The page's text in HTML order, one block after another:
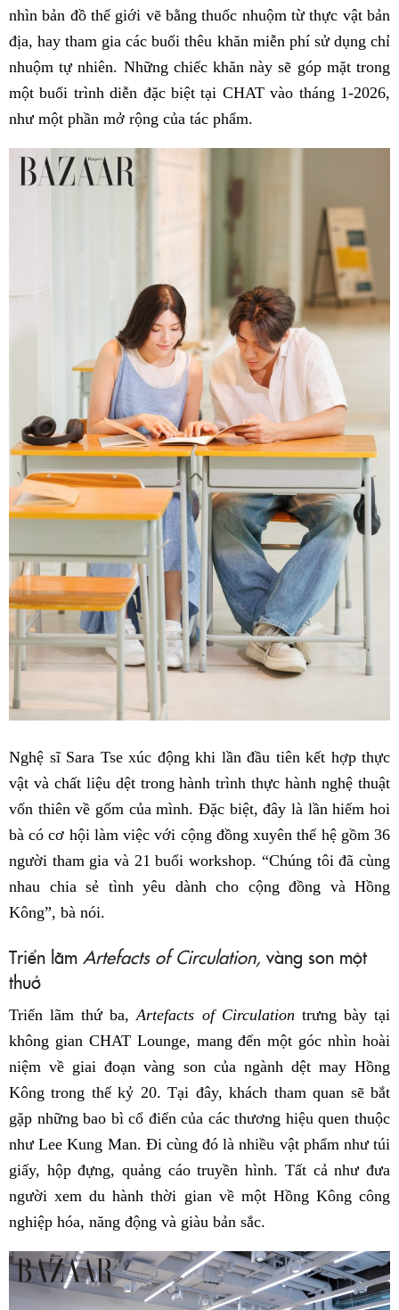
nhìn bản đồ thế giới vẽ bằng thuốc nhuộm từ thực vật bản
địa, hay tham gia các buổi thêu khăn miễn phí sử dụng chỉ
nhuộm tự nhiên. Những chiếc khăn này sẽ góp mặt trong
một buổi trình diễn đặc biệt tại CHAT vào tháng 1-2026,
như một phần mở rộng của tác phẩm.
Nghệ sĩ Sara Tse xúc động khi lần đầu tiên kết hợp thực
vật và chất liệu dệt trong hành trình thực hành nghệ thuật
vốn thiên về gốm của mình. Đặc biệt, đây là lần hiếm hoi
bà có cơ hội làm việc với cộng đồng xuyên thế hệ gồm 36
người tham gia và 21 buổi workshop. “Chúng tôi đã cùng
nhau chia sẻ tình yêu dành cho cộng đồng và Hồng
Kông”, bà nói.
Triển lãm Artefacts of Circulation, vàng son một
thuở
Triển lãm thứ ba,Artefacts of Circulation trưng bày tại
không gian CHAT Lounge, mang đến một góc nhìn hoài
niệm về giai đoạn vàng son của ngành dệt may Hồng
Kông trong thế kỷ 20. Tại đây, khách tham quan sẽ bắt
gặp những bao bì cổ điển của các thương hiệu quen thuộc
như Lee Kung Man. Đi cùng đó là nhiều vật phẩm như túi
giấy, hộp đựng, quảng cáo truyền hình. Tất cả như đưa
người xem du hành thời gian về một Hồng Kông công
nghiệp hóa, năng động và giàu bản sắc.